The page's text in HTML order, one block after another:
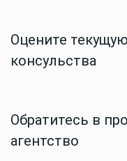
Оцените
консульства
Обратитесь в
агентство